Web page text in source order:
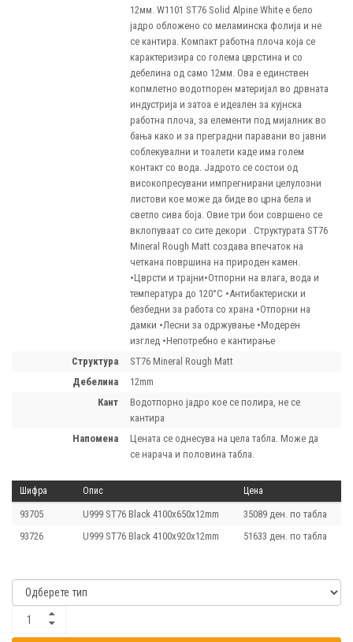
12мм. W1101 ST76 Solid Alpine White е бело
јадро обложено со меламинска фолија и не
се кантира. Компакт работна плоча која се
карактеризира со голема цврстина и со
дебелина од само 12мм. Ова е единствен
копмлетно водотпорен материјал во дрвната
индустрија и затоа е идеален за кујнска
работна плоча, за елементи под мијалник во
бања како и за преградни паравани во јавни
соблекувални и тоалети каде има голем
контакт со вода. Јадрото се состои од
високопресувани импрегнирани целулозни
листови кое може да биде во црна бела и
светло сива боја. Овие три бои совршено се
вклопуваат со сите декори . Структурата ST76
Mineral Rough Matt создава впечаток на
четкана површина на природен камен.
•Цврсти и трајни•Отпорни на влага, вода и
температура до 120°С •Антибактериски и
безбедни за работа со храна •Отпорни на
дамки •Лесни за одржување •Модерен
изглед •Непотребно е кантирање
структура
ST76 Mineral Rough Matt
дебелина
12mm
кант
Водотпорно јадро кое се полира, не се
кантира
напомена
Цената се однесува на цела табла. Може да
се нарача и половина табла.
Шифра Опис Цена
93705 U999 ST76 Black 4100x650x12mm
35089 ден. по табла
93726
U999 ST76 Black 4100x920x12mm 51633 ден. по табла